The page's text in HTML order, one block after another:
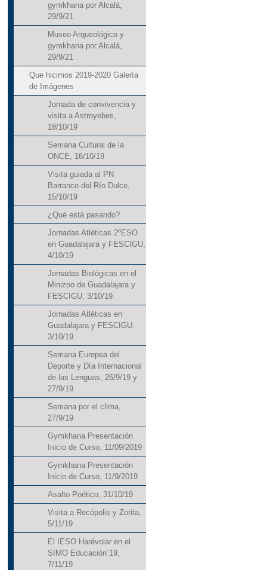
gymkhana por Alcalá,
29/9/21
Museo Arqueológico y
gymkhana por Alcalá,
29/9/21
Que hicimos 2019-2020 Galería
de Imágenes
Jornada de convivencia y
visita a Astroyebes,
18/10/19
Semana Cultural de la
ONCE, 16/10/19
Visita guiada al PN
Barranco del Río Dulce,
15/10/19
¿Qué está pasando?
Jornadas Atléticas 2ºESO
en Guadalajara y FESCIGU,
4/10/19
Jornadas Biológicas en el
Minizoo de Guadalajara y
FESCIGU, 3/10/19
Jornadas Atléticas en
Guadalajara y FESCIGU,
3/10/19
Semana Europea del
Deporte y Día Internacional
de las Lenguas, 26/9/19 y
27/9/19
Semana por el clima,
27/9/19
Gymkhana Presentación
Inicio de Curso, 11/09/2019
Gymkhana Presentación
Inicio de Curso, 11/9/2019
Asalto Poético, 31/10/19
Visita a Recópolis y Zorita,
5/11/19
El IESO Harévolar en el
SIMO Educación´19,
7/11/19